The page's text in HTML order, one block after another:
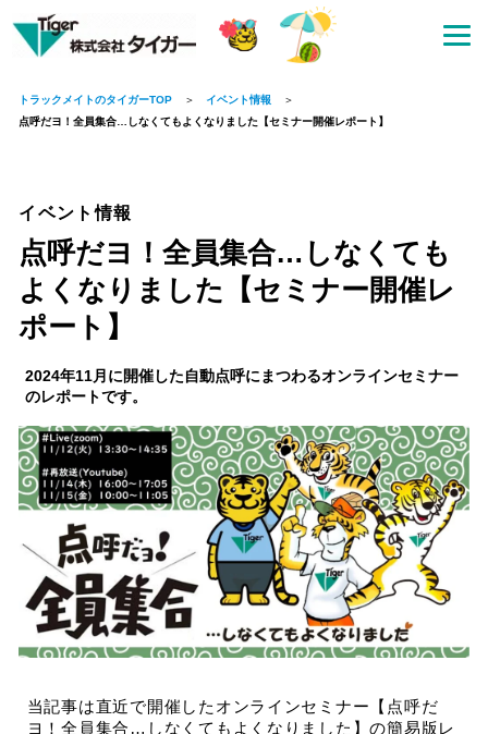
トラックメイトのタイガーTOP
イベント情報
点呼だヨ！全員集合…しなくてもよくなりました【セミナー開催レポート】
点呼だヨ！全員集合…しなくても
よくなりました【セミナー開催レ
ポート】
2024年11月に開催した自動点呼にまつわるオンラインセミナー
のレポートです。
イベント情報
当記事は直近で開催したオンラインセミナー【点呼だ
ヨ！全員集合…しなくてもよくなりました】の簡易版レ